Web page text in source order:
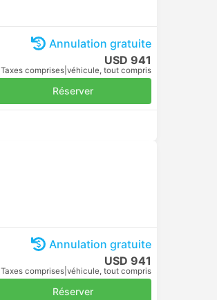
Annulation gratuite
USD 941
Taxes comprises véhicule, tout compris
Réserver
Annulation gratuite
USD 941
Taxes comprises véhicule, tout compris
Réserver